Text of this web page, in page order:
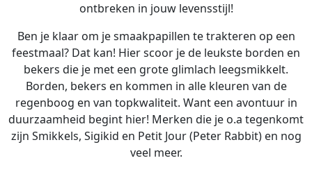
ontbreken in jouw levensstijl!
Ben je klaar om je smaakpapillen te trakteren op een
feestmaal? Dat kan! Hier scoor je de leukste borden en
bekers die je met een grote glimlach leegsmikkelt.
Borden, bekers en kommen in alle kleuren van de
regenboog en van topkwaliteit. Want een avontuur in
duurzaamheid begint hier! Merken die je o.a tegenkomt
zijn Smikkels, Sigikid en Petit Jour (Peter Rabbit) en nog
veel meer.